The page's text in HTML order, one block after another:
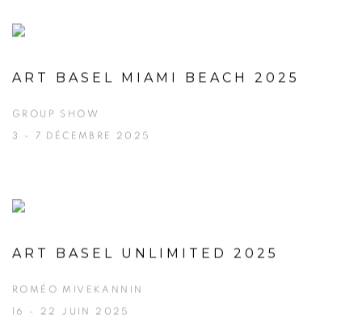
ART BASEL MIAMI BEACH 2025
GROUP SHOW
3 - 7 DÉCEMBRE 2025
ART BASEL UNLIMITED 2025
ROMÉO MIVEKANNIN
16 - 22 JUIN 2025